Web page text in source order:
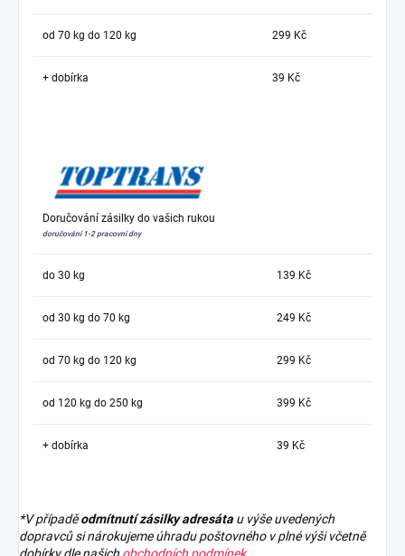
od 70 kg do 120 kg 299 Kč
+ dobírka 39 Kč
Doručování zásilky do vašich rukou
doručování 1-2 pracovní dny
do 30 kg 139 Kč
od 30 kg do 70 kg 249 Kč
od 70 kg do 120 kg 299 Kč
od 120 kg do 250 kg 399 Kč
+ dobírka 39 Kč
*V případěodmítnutí zásilky adresáta u výše uvedených
dopravců si nárokujeme úhradu poštovného v plné výši včetně
dobírky dle našich obchodních podmínek.